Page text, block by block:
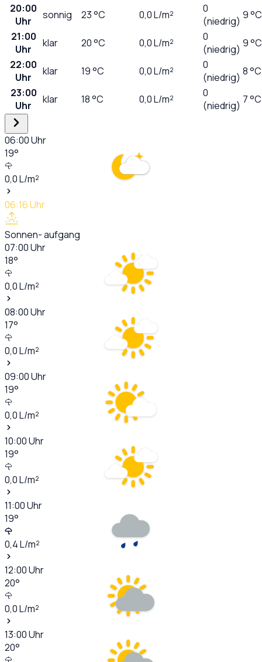
20:00
Uhr
sonnig 23°C 0,0L/m²
0
(niedrig) 9 °C
21:00
Uhr
klar 20°C 0,0L/m²
0
(niedrig) 9 °C
22:00
Uhr
klar 19°C 0,0L/m²
0
(niedrig) 8 °C
23:00
Uhr
klar 18°C 0,0L/m²
0
(niedrig) 7 °C
06:00Uhr
19°
0,0L/m²
06:16Uhr
Sonnen- aufgang
07:00Uhr
18°
0,0L/m²
08:00Uhr
17°
0,0L/m²
09:00Uhr
19°
0,0L/m²
10:00Uhr
19°
0,0L/m²
11:00Uhr
19°
0,4L/m²
12:00Uhr
20°
0,0L/m²
13:00Uhr
20°